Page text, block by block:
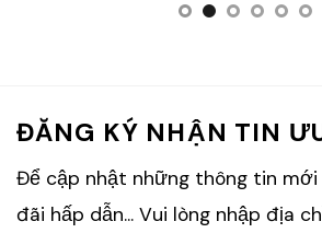
ĐĂNG KÝ NHẬN TIN
Để cập nhật những thông tin
đãi hấp dẫn... Vui lòng nhập địa